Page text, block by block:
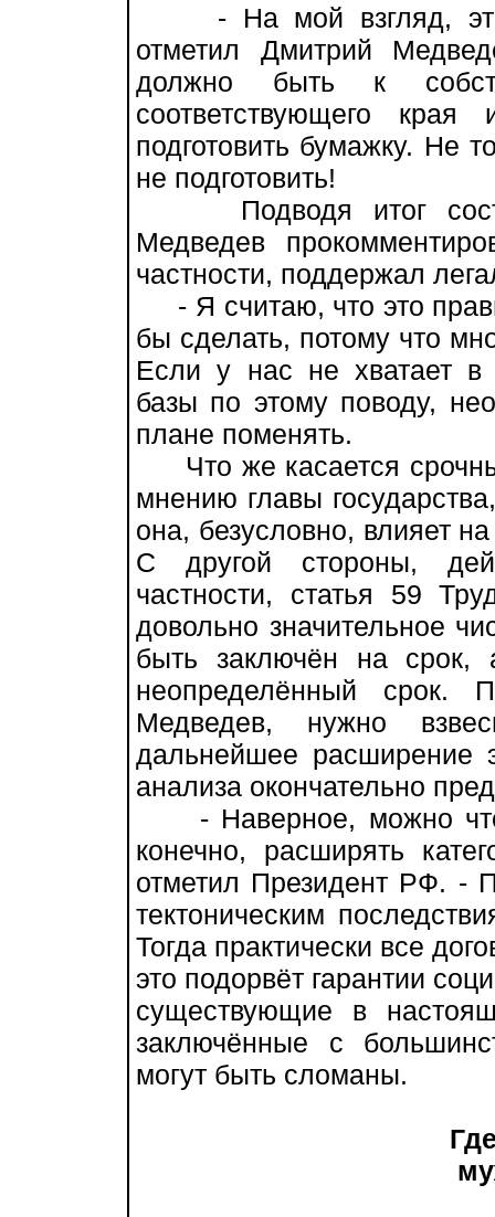
- На мой взгляд, это
отметил Дмитрий
должно быть к
соответствующего
подготовить бумажку. Не
не подготовить!
Подводя итог
Медведев
частности, поддержал
- Я считаю, что это
бы сделать, потому что
Если у нас не хватает в
базы по этому поводу,
плане поменять.
Что же касается
мнению главы
она, безусловно, влияет
С другой стороны,
частности, статья 59
довольно значительное
быть заключён на
неопределённый срок.
Медведев, нужно
дальнейшее расширение
анализа окончательно
- Наверное, можно
конечно, расширять
отметил Президент РФ. -
тектоническим
Тогда практически все
это подорвёт гарантии
существующие в
заключённые с
могут быть сломаны.